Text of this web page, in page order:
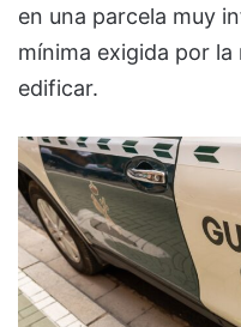
en una parcela muy
mínima exigida por
edificar.